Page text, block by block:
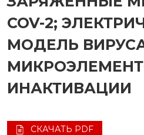
COV-2;
МОДЕЛЬ
ИНАКТИВАЦИИ
СКАЧАТЬ PDF